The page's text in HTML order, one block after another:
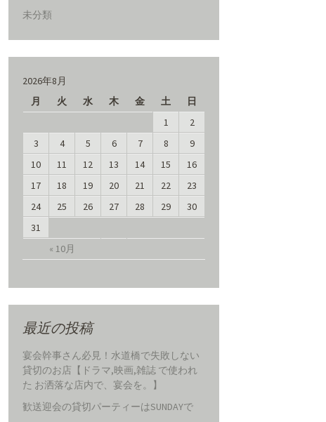
未分類
2026年8月
月
火 水 木 金 土 日
« 10月
1
2
3
4 5 6 7 8
9
10
11 12 13 14 15
16
17
18 19 20 21 22
23
24
25 26 27 28 29
30
31
最近の投稿
宴会幹事さん必見！水道橋で失敗しない
貸切のお店【ドラマ,映画,雑誌 で使われ
た お洒落な店内で、宴会を。】
歓送迎会の貸切パーティーはSUNDAYで